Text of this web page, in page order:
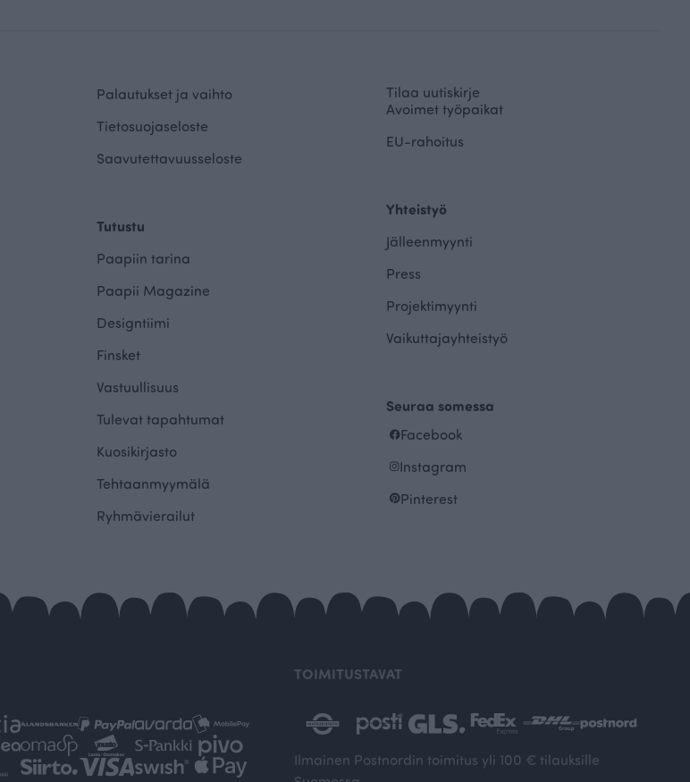
Palautukset ja vaihto
Tietosuojaseloste
Saavutettavuusseloste
Tutustu
Paapiin tarina
Paapii Magazine
Designtiimi
Finsket
Vastuullisuus
Tulevat tapahtumat
Kuosikirjasto
Tehtaanmyymälä
Ryhmävierailut
Tilaa uutiskirje
Avoimet työpaikat
EU-rahoitus
Yhteistyö
Jälleenmyynti
Press
Projektimyynti
Vaikuttajayhteistyö
Seuraa somessa
Facebook
Instagram
Pinterest
TOIMITUSTAVAT
Ilmainen Postnordin toimitus yli 100 € tilauksille